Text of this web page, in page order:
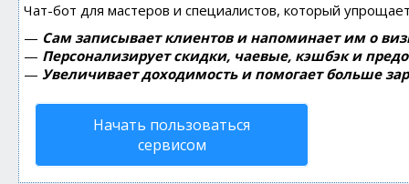
Чат-бот для мастеров и специалистов, который
— Сам записывает клиентов и напоминает им о
— Персонализирует скидки, чаевые, кэшбэк и
— Увеличивает доходимость и помогает больше
Начать пользоваться
сервисом